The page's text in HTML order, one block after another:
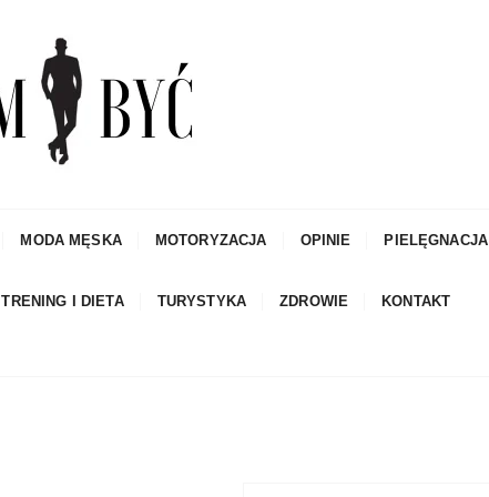
MODA MĘSKA MOTORYZACJA OPINIE PIELĘGNACJA
TRENING I DIETA TURYSTYKA ZDROWIE KONTAKT